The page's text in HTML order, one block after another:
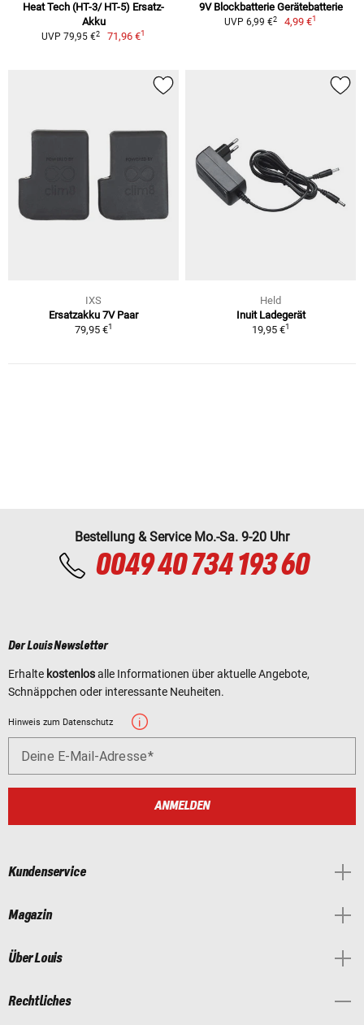
Heat Tech (HT-3/ HT-5) Ersatz-
Akku
UVP 79,95 €2 71,96 €1
9V Blockbatterie Gerätebatterie
UVP 6,99 €2 4,99 €1
IXS
Ersatzakku 7V Paar
79,95 €1
Held
Inuit Ladegerät
19,95 €1
Bestellung & Service Mo.-Sa. 9-20 Uhr
0049 40 734 193 60
Der Louis Newsletter
Erhalte kostenlosalle Informationen über aktuelle Angebote,
Schnäppchen oder interessante Neuheiten.
Hinweis zum Datenschutz
Deine E-Mail-Adresse
ANMELDEN
Kundenservice
Magazin
Über Louis
Rechtliches